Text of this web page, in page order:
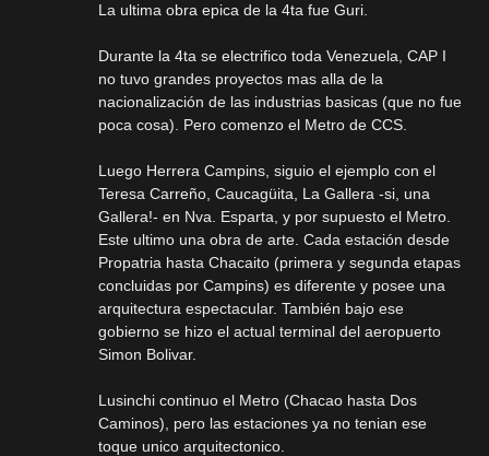
La ultima obra epica de la 4ta fue Guri.
Durante la 4ta se electrifico toda Venezuela, CAP I
no tuvo grandes proyectos mas alla de la
nacionalización de las industrias basicas (que no fue
poca cosa). Pero comenzo el Metro de CCS.
Luego Herrera Campins, siguio el ejemplo con el
Teresa Carreño, Caucagüita, La Gallera -si, una
Gallera!- en Nva. Esparta, y por supuesto el Metro.
Este ultimo una obra de arte. Cada estación desde
Propatria hasta Chacaito (primera y segunda etapas
concluidas por Campins) es diferente y posee una
arquitectura espectacular. También bajo ese
gobierno se hizo el actual terminal del aeropuerto
Simon Bolivar.
Lusinchi continuo el Metro (Chacao hasta Dos
Caminos), pero las estaciones ya no tenian ese
toque unico arquitectonico.